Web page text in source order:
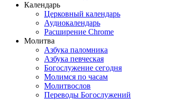
Календарь
Церковный календарь
Аудиокалендарь
Расширение Chrome
Молитва
Азбука паломника
Азбука певческая
Богослужение сегодня
Молимся по часам
Молитвослов
Переводы Богослужений